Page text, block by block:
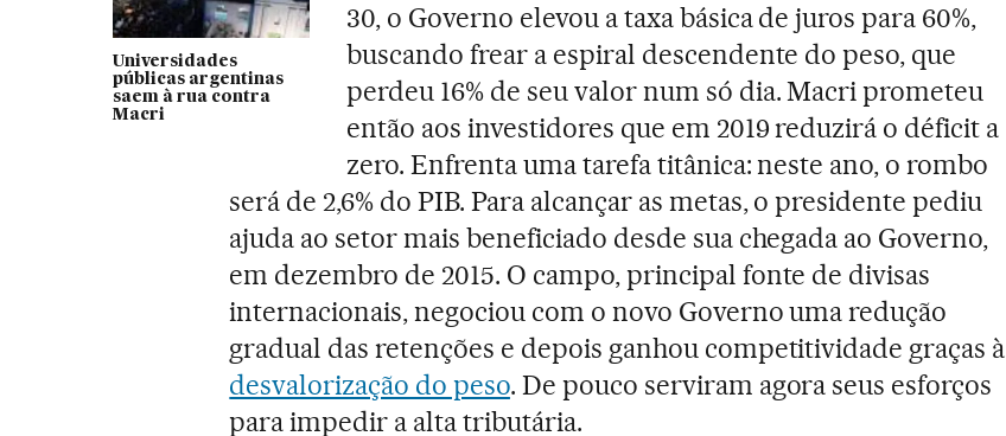
Universidades
públicas argentinas
saem à rua contra
Macri
30, o Governo elevou a taxa básica de juros para 60%,
buscando frear a espiral descendente do peso, que
perdeu 16% de seu valor num só dia. Macri prometeu
então aos investidores que em 2019 reduzirá o déficit a
zero. Enfrenta uma tarefa titânica: neste ano, o rombo
será de 2,6% do PIB. Para alcançar as metas, o presidente pediu
ajuda ao setor mais beneficiado desde sua chegada ao Governo,
em dezembro de 2015. O campo, principal fonte de divisas
internacionais, negociou com o novo Governo uma redução
gradual das retenções e depois ganhou competitividade graças à
desvalorização do peso. De pouco serviram agora seus esforços
para impedir a alta tributária.